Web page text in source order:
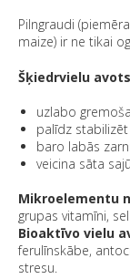
Pilngraudi
maize) ir ne tikai
Šķiedrvielu avots
uzlabo
palīdz
baro labās
veicina sāta
Mikroelementu
grupas vitamīni,
Bioaktīvo vielu
ferulīnskābe,
stresu.